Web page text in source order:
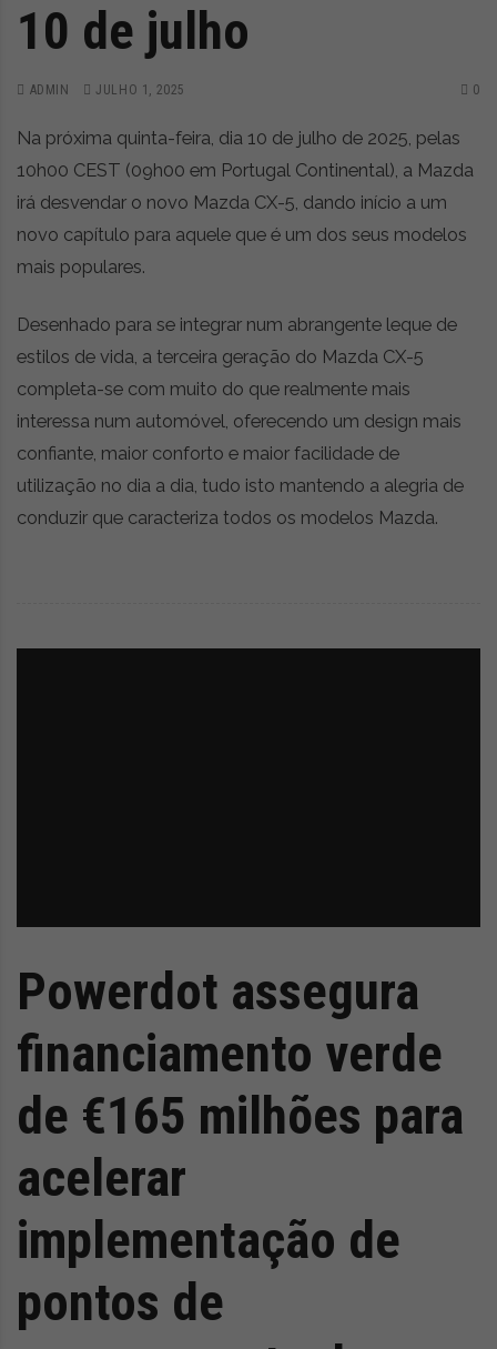
10 de julho
ADMIN JULHO 1, 2025 0
Na próxima quinta-feira, dia 10 de julho de 2025, pelas
10h00 CEST (09h00 em Portugal Continental), a Mazda
irá desvendar o novo Mazda CX-5, dando início a um
novo capítulo para aquele que é um dos seus modelos
mais populares.
Desenhado para se integrar num abrangente leque de
estilos de vida, a terceira geração do Mazda CX-5
completa-se com muito do que realmente mais
interessa num automóvel, oferecendo um design mais
confiante, maior conforto e maior facilidade de
utilização no dia a dia, tudo isto mantendo a alegria de
conduzir que caracteriza todos os modelos Mazda.
Powerdot assegura
financiamento verde
de €165 milhões para
acelerar
implementação de
pontos de